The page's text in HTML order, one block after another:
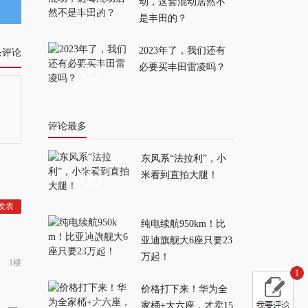
轴距加长，动力增
强，这才是全新坦克
评论
1楼
是丰田的？
2023年了，我们还有
必要买丰田雷凌吗？
评论最多
东风系“法拉利”，小
米看到直拍大腿！
纯电续航950km！比
亚迪旗舰大6座只要23
万起！
价格打下来！华为全
家桶+大六座，才卖15
1